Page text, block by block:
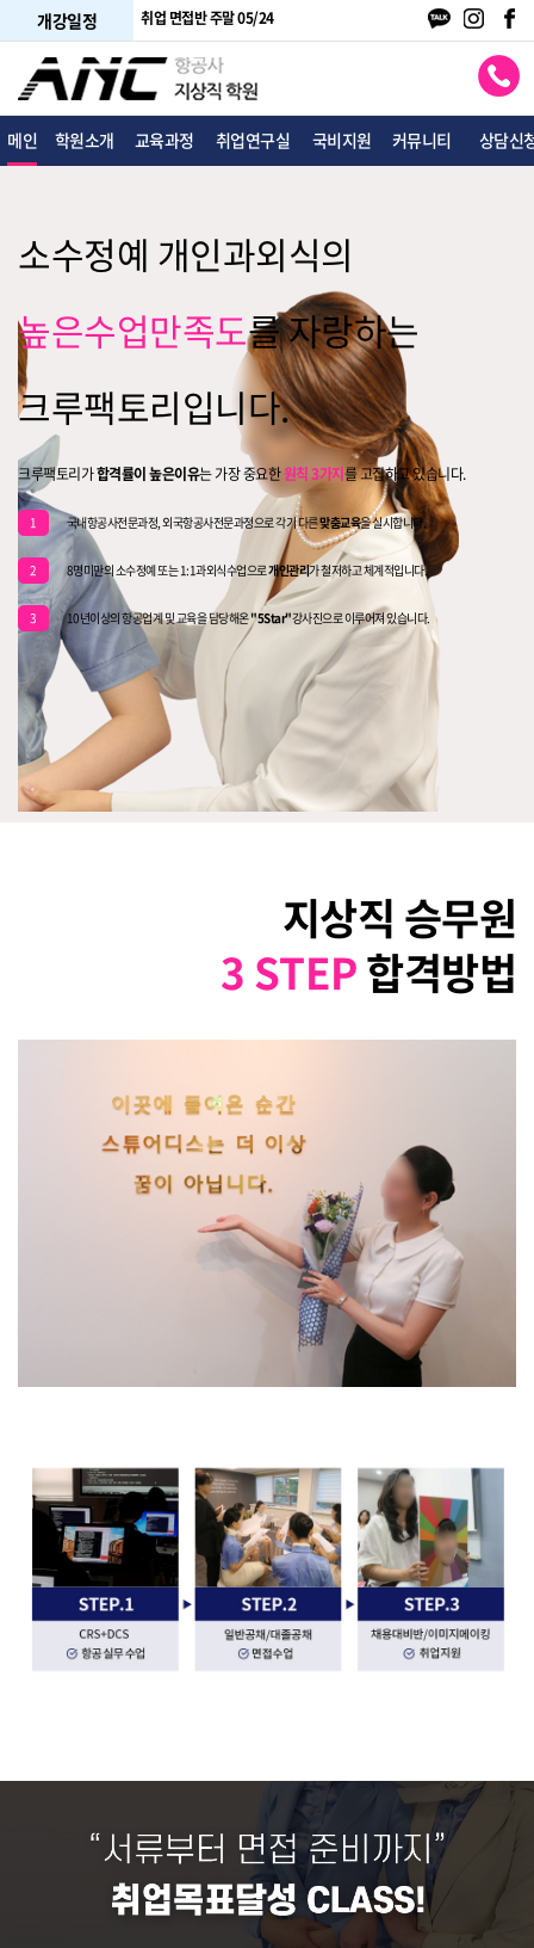
개강일정
채반 06/13 취업 면접반 주말 05/24
메인 학원소개 교육과정 취업연구실 국비지원 커뮤니티 상담신
소수정예 개인과외식의
높은수업만족도를 자랑하는
크루팩토리입니다.
크루팩토리가합격률이 높은이유는 가장 중요한원칙 3가지를 고집하고 있습니다.
1 국내항공사전문과정, 외국항공사전문과정으로 각기 다른맞춤교육을 실시합니다.
2 8명미만의 소수정예 또는 1:1과외식수업으로개인관리가 철저하고 체계적입니다.
3 10년이상의 항공업계 및 교육을 담당해온"5Star"강사진으로 이루어져 있습니다.
지상직 승무원
3 STEP합격방법